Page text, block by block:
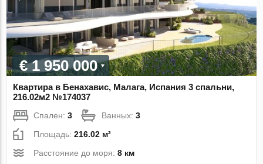
€ 1 950 000
Квартира в Бенахавис, Малага, Испания 3 спальни,
216.02м2 №174037
Спален:3 Ванных:3
Площадь:216.02 м²
Расстояние до моря:8 км